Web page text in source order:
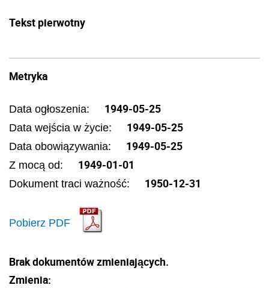
Tekst pierwotny
Metryka
Data ogłoszenia: 1949-05-25
Data wejścia w życie: 1949-05-25
Data obowiązywania: 1949-05-25
Z mocą od: 1949-01-01
Dokument traci ważność: 1950-12-31
Pobierz PDF
Brak dokumentów zmieniających.
Zmienia: